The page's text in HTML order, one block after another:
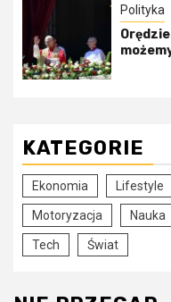
Polityka
KATEGORIE
Ekonomia Lifestyle
Motoryzacja Nauka
Tech Świat